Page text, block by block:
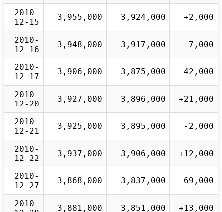
2010-
12-15
3,955,000 3,924,000 +2,000
2010-
12-16
3,948,000 3,917,000 -7,000
2010-
12-17
3,906,000 3,875,000 -42,000
2010-
12-20
3,927,000 3,896,000 +21,000
2010-
12-21
3,925,000 3,895,000 -2,000
2010-
12-22
3,937,000 3,906,000 +12,000
2010-
12-27
3,868,000 3,837,000 -69,000
2010-
3,881,000 3,851,000 +13,000